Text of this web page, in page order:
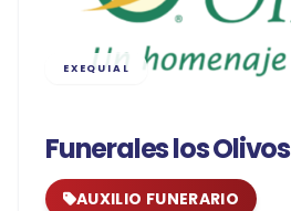
EXEQUIAL
Funerales los Olivos
AUXILIO FUNERARIO